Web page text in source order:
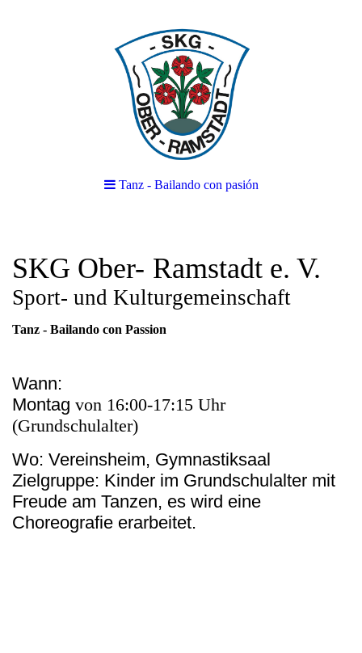
Tanz - Bailando con pasión
SKG Ober- Ramstadt e. V.
Sport- und Kulturgemeinschaft
Tanz - Bailando con Passion
Wann:
Montag von 16:00-17:15 Uhr
(Grundschulalter)
Wo: Vereinsheim, Gymnastiksaal
Zielgruppe: Kinder im Grundschulalter mit
Freude am Tanzen, es wird eine
Choreografie erarbeitet.